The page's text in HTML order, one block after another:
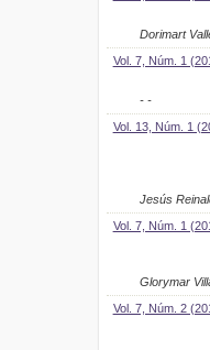
Dorimart
Vol. 7, Núm. 1
- -
Vol. 13, Núm. 1
Jesús
Vol. 7, Núm. 1
Glorymar
Vol. 7, Núm. 2